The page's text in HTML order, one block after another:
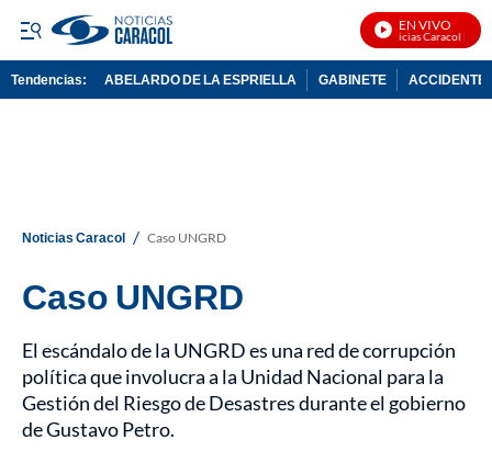
EN VIVO
Noticias Caracol En
Tendencias: ABELARDO DE LA ESPRIELLA GABINETE ACCIDENTE
Noticias Caracol / Caso UNGRD
Caso UNGRD
El escándalo de la UNGRD es una red de corrupción
política que involucra a la Unidad Nacional para la
Gestión del Riesgo de Desastres durante el gobierno
de Gustavo Petro.